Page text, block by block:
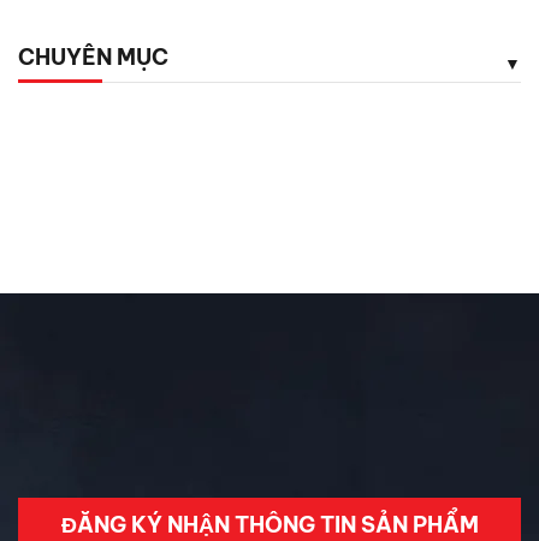
5 phụ kiện ô tô giá rẻ nhưng cực kỳ cần thiết cho tài xế
CHUYÊN MỤC
ĐĂNG KÝ NHẬN THÔNG TIN SẢN PHẨM